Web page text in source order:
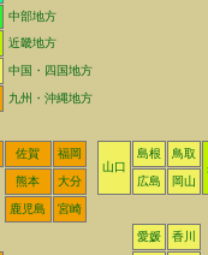
中部地方
近畿地方
中国・四国地方
九州・沖縄地方
佐賀
福岡
山口
島根
鳥取
熊本
大分 広島 岡山
鹿児島 宮崎
愛媛 香川